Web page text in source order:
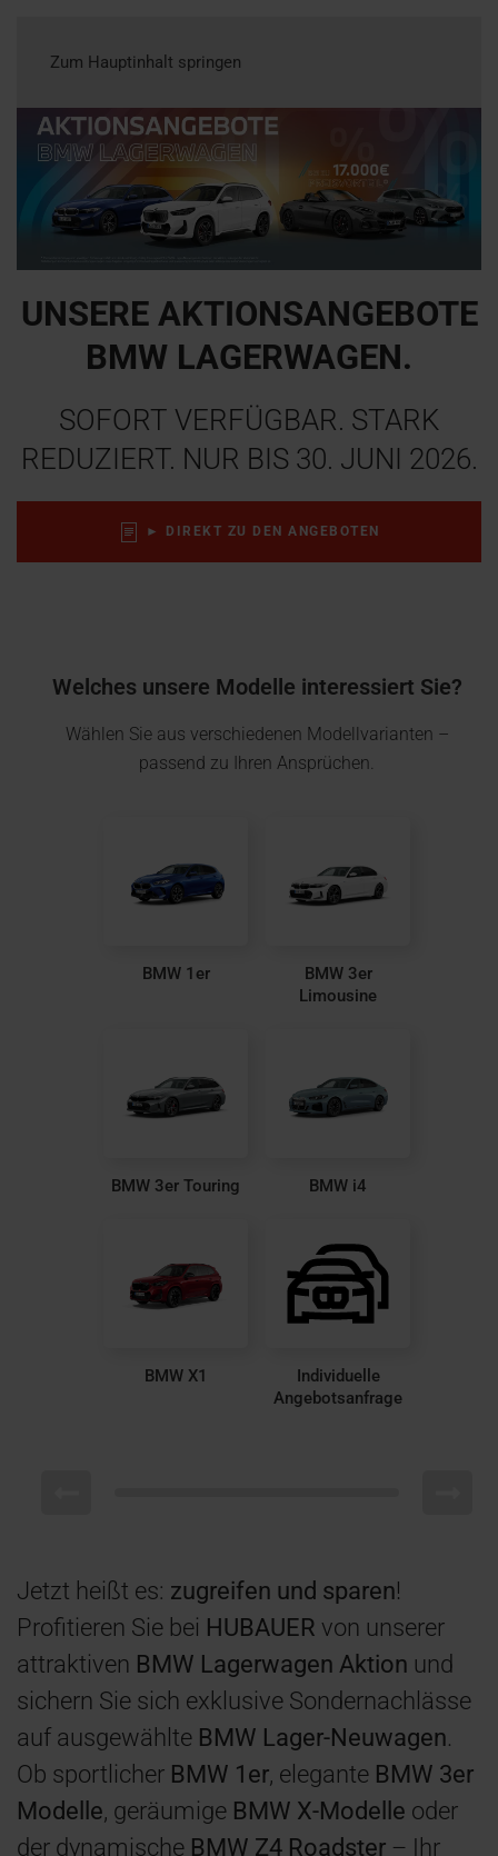
Zum Hauptinhalt springen
UNSERE AKTIONSANGEBOTE
BMW LAGERWAGEN.
SOFORT VERFÜGBAR. STARK
REDUZIERT. NUR BIS 30. JUNI 2026.
► DIREKT ZU DEN ANGEBOTEN
Welches unsere Modelle interessiert Sie?
Wählen Sie aus verschiedenen Modellvarianten –
passend zu Ihren Ansprüchen.
BMW 1er
BMW 3er
Limousine
BMW 3er Touring BMW i4
BMW X1
Individuelle
Angebotsanfrage
Jetzt heißt es: zugreifen und sparen!
Profitieren Sie bei HUBAUER von unserer
attraktiven BMW Lagerwagen Aktion und
sichern Sie sich exklusive Sondernachlässe
auf ausgewählte BMW Lager-Neuwagen.
Ob sportlicher BMW 1er, elegante BMW 3er
Modelle, geräumige BMW X-Modelle oder
der dynamische BMW Z4 Roadster – Ihr